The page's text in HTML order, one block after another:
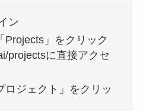
ン
Projects」をクリック
projectsに直接アクセ
ロジェクト」をクリッ